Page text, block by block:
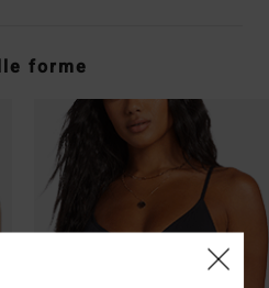
forme